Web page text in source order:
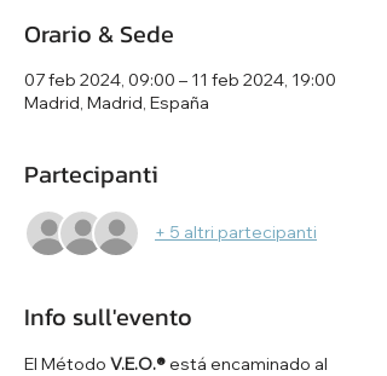
Orario & Sede
07 feb 2024, 09:00 – 11 feb 2024, 19:00
Madrid, Madrid, España
Partecipanti
+ 5 altri partecipanti
Info sull'evento
El Método V.E.O.® está encaminado al